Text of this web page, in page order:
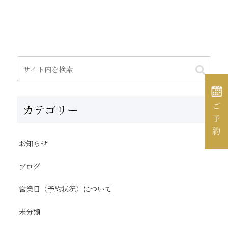
カテゴリー
お知らせ
ブログ
営業日（予約状況）について
未分類